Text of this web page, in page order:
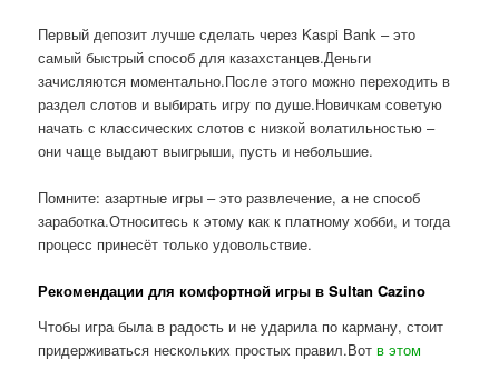
Первый депозит лучше сделать через Kaspi Bank – это
самый быстрый способ для казахстанцев.Деньги
зачисляются моментально.После этого можно переходить в
раздел слотов и выбирать игру по душе.Новичкам советую
начать с классических слотов с низкой волатильностью –
они чаще выдают выигрыши, пусть и небольшие.
Помните: азартные игры – это развлечение, а не способ
заработка.Относитесь к этому как к платному хобби, и тогда
процесс принесёт только удовольствие.
Рекомендации для комфортной игры в Sultan Cazino
Чтобы игра была в радость и не ударила по карману, стоит
придерживаться нескольких простых правил.Вотв этом